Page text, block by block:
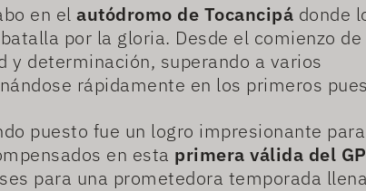
en el autódromo de Tocancipá donde
por la gloria. Desde el comienzo de
determinación, superando a varios
rápidamente en los primeros
puesto fue un logro impresionante
en esta primera válida del GP
para una prometedora temporada